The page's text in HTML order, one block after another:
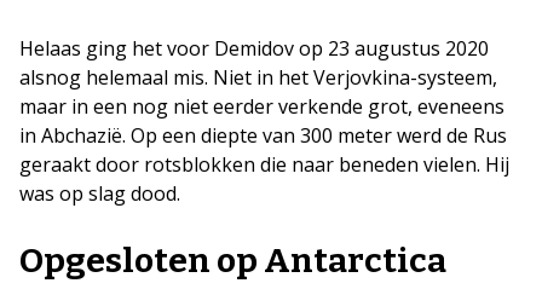
Helaas ging het voor Demidov op 23 augustus 2020
alsnog helemaal mis. Niet in het Verjovkina-systeem,
maar in een nog niet eerder verkende grot, eveneens
in Abchazië. Op een diepte van 300 meter werd de Rus
geraakt door rotsblokken die naar beneden vielen. Hij
was op slag dood.
Opgesloten op Antarctica